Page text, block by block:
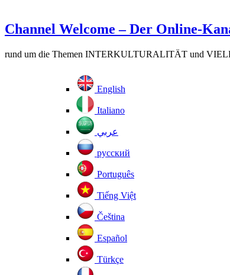
Channel Welcome – Der Online-
rund um die Themen INTERKULTURALITÄT und
English
Italiano
عربي
русский
Português
Tiếng Việt
Čeština
Español
Türkçe